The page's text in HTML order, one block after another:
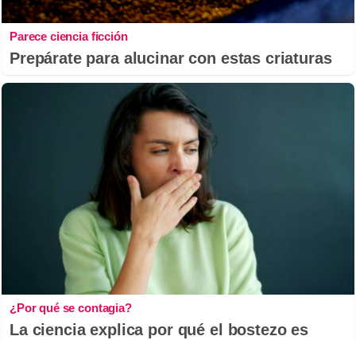
Parece ciencia ficción
Prepárate para alucinar con estas criaturas
¿Por qué se contagia?
La ciencia explica por qué el bostezo es